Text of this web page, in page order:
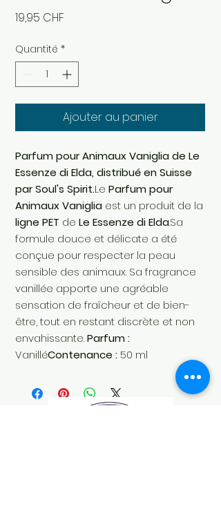
19,95 CHF
Quantité *
Ajouter au panier
Parfum pour Animaux Vaniglia de Le
Essenze di Elda, distribué en Suisse
par Soul's Spirit.Le Parfum pour
Animaux Vaniglia est un produit de la
ligne PET de Le Essenze di Elda.Sa
formule douce et délicate a été
conçue pour respecter la peau
sensible des animaux. Sa fragrance
vanillée apporte une agréable
sensation de fraîcheur et de bien-
être, tout en restant discrète et non
envahissante.Parfum :
VanilléContenance : 50 ml